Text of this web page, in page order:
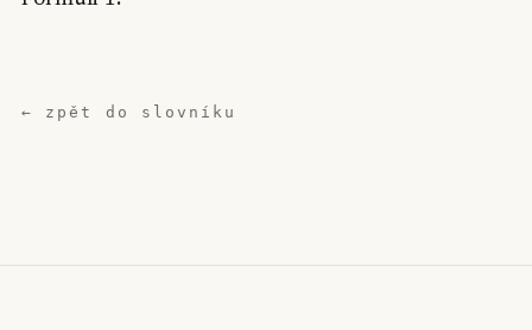
← zpět do slovníku